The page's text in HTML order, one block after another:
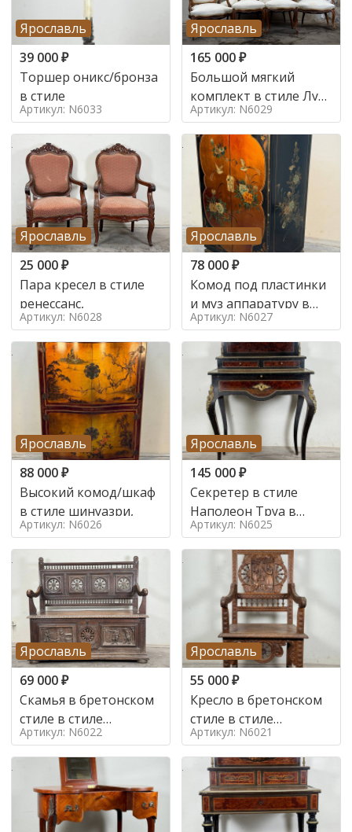
Ярославль
39 000₽
Торшер оникс/бронза
в стиле
Артикул: N6033
Ярославль
165 000₽
Большой мягкий
комплект в стиле Луи
в стиле
Артикул: N6029
Ярославль
25 000₽
Пара кресел в стиле
ренессанс,
Артикул: N6028
Ярославль
78 000₽
Комод под пластинки
и муз аппаратуру в
стиле шинуазри,
Артикул: N6027
Ярославль
88 000₽
Высокий комод/шкаф
в стиле шинуазри,
Артикул: N6026
Ярославль
145 000₽
Секретер в стиле
Наполеон Труа в
стиле 19 век
Артикул: N6025
Ярославль
69 000₽
Скамья в бретонском
стиле в стиле
Артикул: N6022
Ярославль
55 000₽
Кресло в бретонском
стиле в стиле
Артикул: N6021